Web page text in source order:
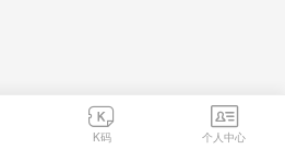
K码 个人中心